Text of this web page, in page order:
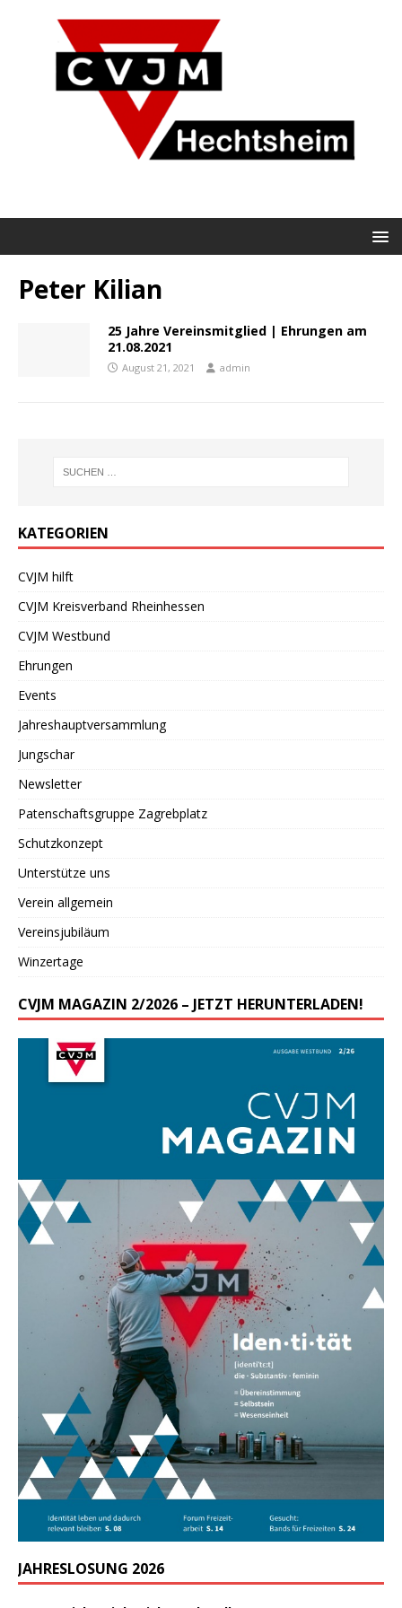
Peter Kilian
25 Jahre Vereinsmitglied | Ehrungen am
21.08.2021
August 21, 2021 admin
KATEGORIEN
CVJM hilft
CVJM Kreisverband Rheinhessen
CVJM Westbund
Ehrungen
Events
Jahreshauptversammlung
Jungschar
Newsletter
Patenschaftsgruppe Zagrebplatz
Schutzkonzept
Unterstütze uns
Verein allgemein
Vereinsjubiläum
Winzertage
CVJM MAGAZIN 2/2026 – JETZT HERUNTERLADEN!
JAHRESLOSUNG 2026